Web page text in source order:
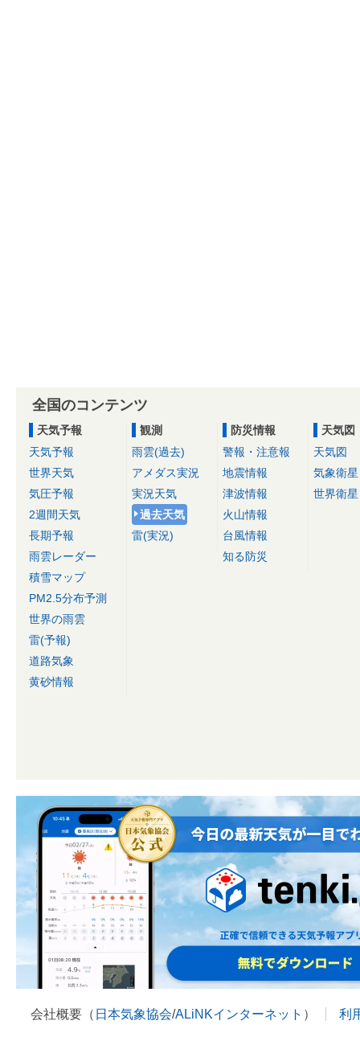
全国のコンテンツ
天気予報
天気予報
世界天気
気圧予報
2週間天気
長期予報
雨雲レーダー
積雪マップ
PM2.5分布予測
世界の雨雲
雷(予報)
道路気象
黄砂情報
観測
雨雲(過去)
アメダス実況
実況天気
過去天気
雷(実況)
防災情報
警報・注意報
地震情報
津波情報
火山情報
台風情報
知る防災
天気図
天気図
気象衛星
世界衛星
会社概要（ 日本気象協会/ALiNKインターネット ） 利